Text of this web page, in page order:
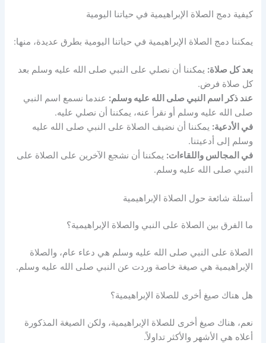
كيفية دمج الصلاة الإبراهيمية في حياتنا اليومية
يمكننا دمج الصلاة الإبراهيمية في حياتنا اليومية بطرق عديدة، منها:
بعد كل صلاة: يمكننا أن نصلي على النبي صلى الله عليه وسلم بعد
كل صلاة فرض.
عند ذكر اسم النبي صلى الله عليه وسلم: عندما نسمع اسم النبي
صلى الله عليه وسلم أو نقرأ عنه، يمكننا أن نصلي عليه.
في الأدعية: يمكننا أن نضيف الصلاة على النبي صلى الله عليه
وسلم إلى أدعيتنا.
في المجالس واللقاءات: يمكننا أن نشجع الآخرين على الصلاة على
النبي صلى الله عليه وسلم.
أسئلة شائعة حول الصلاة الإبراهيمية
ما الفرق بين الصلاة على النبي والصلاة الإبراهيمية؟
الصلاة على النبي صلى الله عليه وسلم هي دعاء عام، والصلاة
الإبراهيمية هي صيغة خاصة وردت عن النبي صلى الله عليه وسلم.
هل هناك صيغ أخرى للصلاة الإبراهيمية؟
نعم، هناك صيغ أخرى للصلاة الإبراهيمية، ولكن الصيغة المذكورة
أعلاه هي الأشهر والأكثر تداولاً.